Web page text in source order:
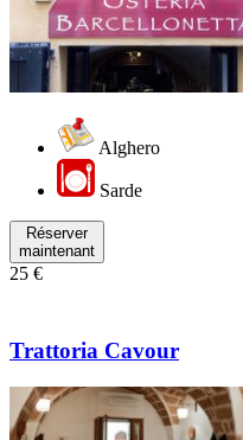
Alghero
Sarde
Réserver
maintenant
25 €
Trattoria Cavour